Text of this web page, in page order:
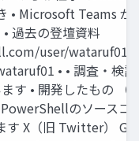
• Microsoft Teams が
過去の登壇資料
user/wataruf01 •
• • 調査・検証
す • 開発したもの （
のソースコ
す X（旧 Twitter）